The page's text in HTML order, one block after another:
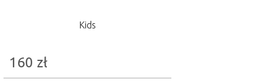
Kids
160 zł